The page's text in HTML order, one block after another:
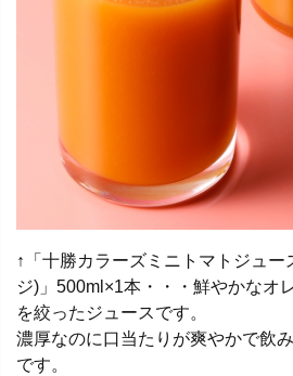
↑「十勝カラーズミニトマトジュー
ジ)」500ml×1本・・・鮮やかなオ
を絞ったジュースです。
濃厚なのに口当たりが爽やかで飲
です。